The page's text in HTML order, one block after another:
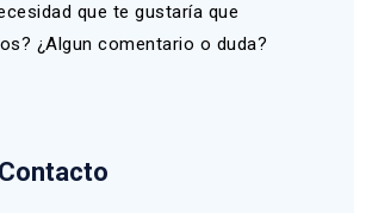
que te gustaría que
¿Algun comentario o duda?